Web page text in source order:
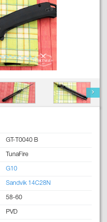
GT-T0040 B
TunaFire
G10
Sandvik 14C28N
58-60
PVD